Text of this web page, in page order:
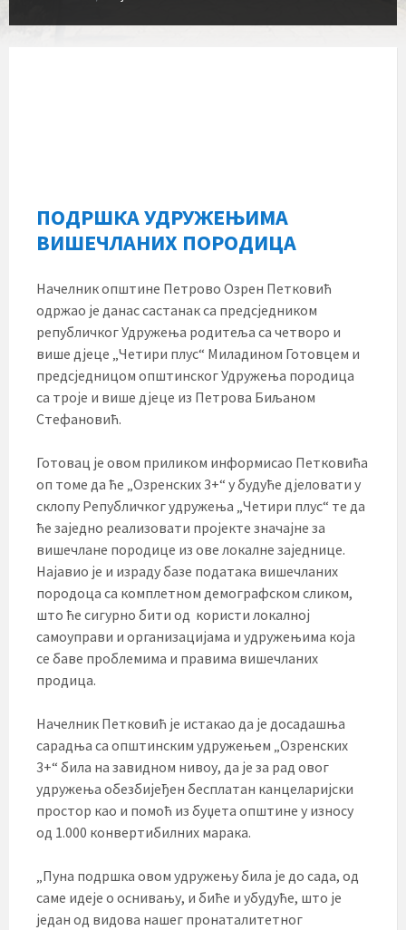
ПОДРШКА УДРУЖЕЊИМА
ВИШЕЧЛАНИХ ПОРОДИЦА
Начелник општине Петрово Озрен Петковић
одржао је данас састанак са предсједником
републичког Удружења родитеља са четворо и
више дјеце „Четири плус“ Миладином Готовцем и
предсједницом општинског Удружења породица
са троје и више дјеце из Петрова Биљаном
Стефановић.
Готовац је овом приликом информисао Петковића
оп томе да ће „Озренских 3+“ у будуће дјеловати у
склопу Републичког удружења „Четири плус“ те да
ће заједно реализовати пројекте значајне за
вишечлане породице из ове локалне заједнице.
Најавио је и израду базе података вишечланих
породоца са комплетном демографском сликом,
што ће сигурно бити од користи локалној
самоуправи и организацијама и удружењима која
се баве проблемима и правима вишечланих
продица.
Начелник Петковић је истакао да је досадашња
сарадња са општинским удружењем „Озренских
3+“ била на завидном нивоу, да је за рад овог
удружења обезбијеђен бесплатан канцеларијски
простор као и помоћ из буџета општине у износу
од 1.000 конвертибилних марака.
„Пуна подршка овом удружењу била је до сада, од
саме идеје о оснивању, и биће и убудуће, што је
један од видова нашег пронаталитетног